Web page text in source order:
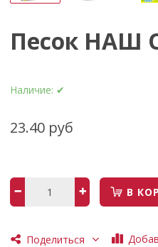
Песок НАШ
Наличие: ✔
23.40 руб
В
Поделиться